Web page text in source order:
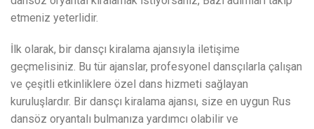
etmeniz yeterlidir.
İlk olarak, bir dansçı kiralama ajansıyla iletişime
geçmelisiniz. Bu tür ajanslar, profesyonel dansçılarla çalışan
ve çeşitli etkinliklere özel dans hizmeti sağlayan
kuruluşlardır. Bir dansçı kiralama ajansı, size en uygun Rus
dansöz oryantalı bulmanıza yardımcı olabilir ve